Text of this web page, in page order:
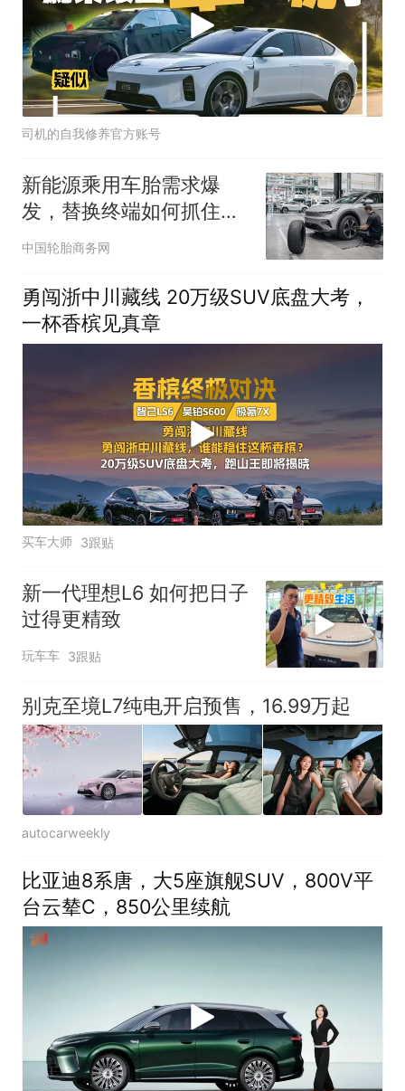
司机的自我修养官方账号
新能源乘用车胎需求爆
发，替换终端如何抓住增
量？
中国轮胎商务网
勇闯浙中川藏线 20万级SUV底盘大考，
一杯香槟见真章
买车大师 3跟贴
新一代理想L6 如何把日子
过得更精致
玩车车 3跟贴
别克至境L7纯电开启预售，16.99万起
autocarweekly
比亚迪8系唐，大5座旗舰SUV，800V平
台云辇C，850公里续航